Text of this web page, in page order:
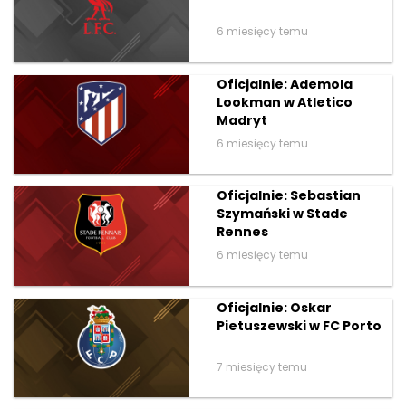
6 miesięcy temu
Oficjalnie: Ademola
Lookman w Atletico
Madryt
6 miesięcy temu
Oficjalnie: Sebastian
Szymański w Stade
Rennes
6 miesięcy temu
Oficjalnie: Oskar
Pietuszewski w FC Porto
7 miesięcy temu